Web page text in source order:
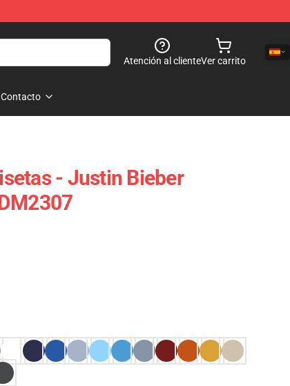
Atención al clienteVer carrito
Contacto
- Justin Bieber